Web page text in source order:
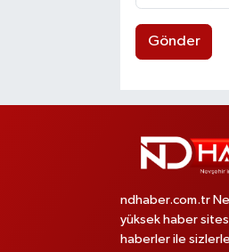
Gönder
ndhaber.com.tr
yüksek haber
haberler ile